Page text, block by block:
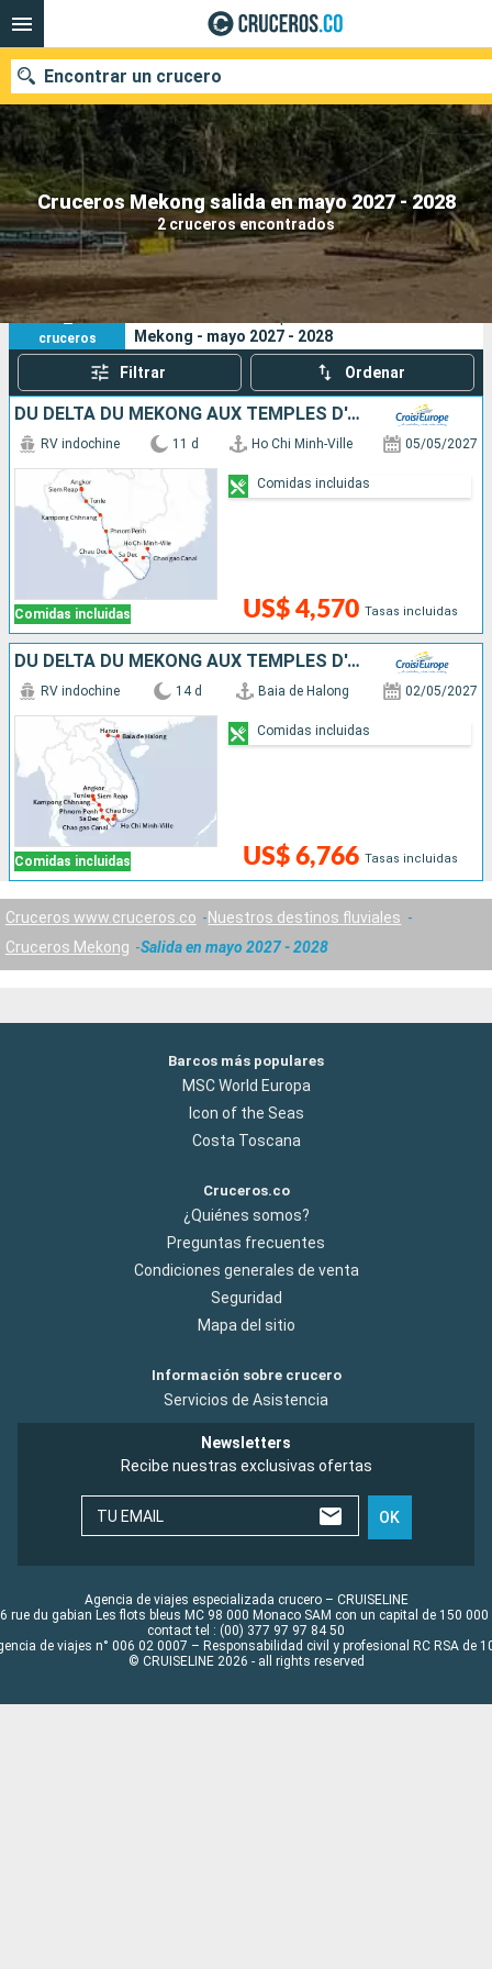
Cruceros Mekong salida en mayo 2027 - 2028
2 cruceros encontrados
Encontrar un crucero
Fecha de salida
Buscar
2
cruceros
Sus criterios de búsqueda:
Mekong - mayo 2027 - 2028
Filtrar Ordenar
DU DELTA DU MÉKONG AUX TEMPLES D'ANGKOR (FORMULE PORT/PORT)
Comidas incluidas
RV indochine 11 d Ho Chi Minh-Ville 05/05/2027
US$ 4,570 Tasas incluidas
Comidas incluidas
DU DELTA DU MÉKONG AUX TEMPLES D'ANGKOR, HANOÏ ET LA BAIE D'ALONG (FORMULE PORT/PORT)
Comidas incluidas
RV indochine 14 d Baia de Halong 02/05/2027
US$ 6,766 Tasas incluidas
Comidas incluidas
Cruceros www.cruceros.co
Nuestros destinos fluviales
Cruceros Mekong
Salida en mayo 2027 - 2028
Barcos más populares
MSC World Europa
Icon of the Seas
Costa Toscana
Cruceros.co
¿Quiénes somos?
Preguntas frecuentes
Condiciones generales de venta
Seguridad
Mapa del sitio
Información sobre crucero
Servicios de Asistencia
Newsletters
Recibe nuestras exclusivas ofertas
TU EMAIL OK
Agencia de viajes especializada crucero – CRUISELINE
rue du gabian Les flots bleus MC 98 000 Monaco SAM con un capital de 150 000
contact tel : (00) 377 97 97 84 50
de viajes n° 006 02 0007 – Responsabilidad civil y profesional RC RSA de
© CRUISELINE 2026 - all rights reserved